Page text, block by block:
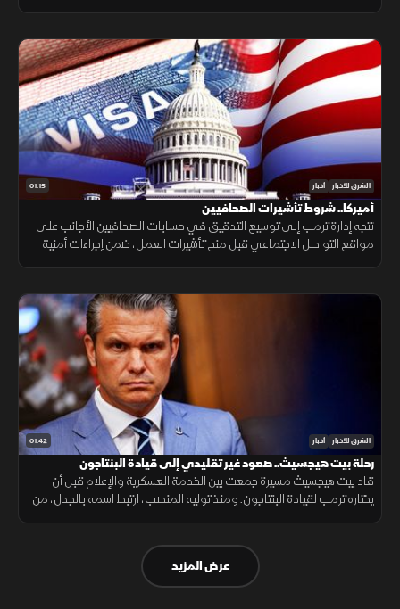
01:15 الشرق للأخبار أخبار
أميركا.. شروط تأشيرات الصحافيين
تتجه إدارة ترمب إلى توسيع التدقيق في حسابات الصحافيين الأجانب على
مواقع التواصل الاجتماعي قبل منح تأشيرات العمل، ضمن إجراءات أمنية
01:42 الشرق للأخبار أخبار
رحلة بيت هيجسيث.. صعود غير تقليدي إلى قيادة البنتاجون
قاد بيت هيجسيث مسيرة جمعت بين الخدمة العسكرية والإعلام قبل أن
يختاره ترمب لقيادة البنتاجون. ومنذ توليه المنصب، ارتبط اسمه بالجدل، من
عرض المزيد